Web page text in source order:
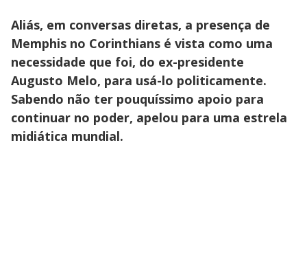
Aliás, em conversas diretas, a presença de
Memphis no Corinthians é vista como uma
necessidade que foi, do ex-presidente
Augusto Melo, para usá-lo politicamente.
Sabendo não ter pouquíssimo apoio para
continuar no poder, apelou para uma estrela
midiática mundial.